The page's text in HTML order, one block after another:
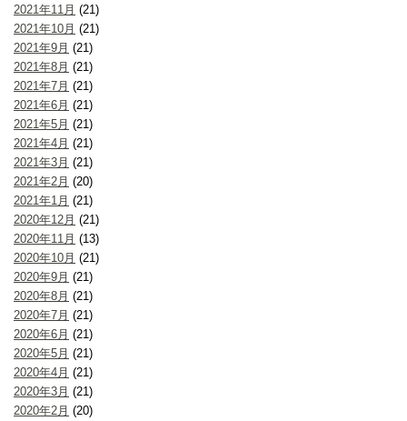
2021年11月 (21)
2021年10月 (21)
2021年9月 (21)
2021年8月 (21)
2021年7月 (21)
2021年6月 (21)
2021年5月 (21)
2021年4月 (21)
2021年3月 (21)
2021年2月 (20)
2021年1月 (21)
2020年12月 (21)
2020年11月 (13)
2020年10月 (21)
2020年9月 (21)
2020年8月 (21)
2020年7月 (21)
2020年6月 (21)
2020年5月 (21)
2020年4月 (21)
2020年3月 (21)
2020年2月 (20)